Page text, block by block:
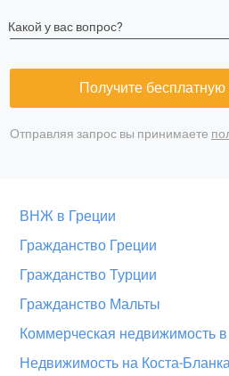
Какой у вас вопрос?
Получите бесплатную
Отправляя запрос вы принимаете
ВНЖ в Греции
Гражданство Греции
Гражданство Турции
Гражданство Мальты
Коммерческая недвижимость
Недвижимость на Коста-